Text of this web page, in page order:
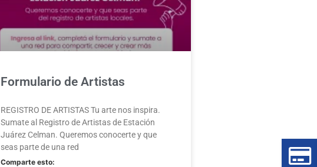
Formulario de Artistas
REGISTRO DE ARTISTAS Tu arte nos inspira.
Sumate al Registro de Artistas de Estación
Juárez Celman. Queremos conocerte y que
seas parte de una red
Comparte esto: